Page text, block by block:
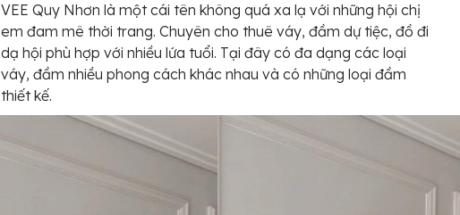
VEE Quy Nhơn là một cái tên không quá xa lạ với những hội chị
em đam mê thời trang. Chuyên cho thuê váy, đầm dự tiệc, đồ đi
dạ hội phù hợp với nhiều lứa tuổi. Tại đây có đa dạng các loại
váy, đầm nhiều phong cách khác nhau và có những loại đầm
thiết kế.